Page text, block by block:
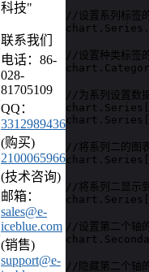
//设置系列标签
//设置种类标签
//为系列设置数
//将系列二的图
//将系列二显示
//设置第二个轴
//隐藏第二个轴
科技"
联系我们
电话：86-
028-
81705109
QQ：
3312989436
(购买)
2100065966
(技术咨询)
邮箱：
sales@e-
iceblue.com
(销售)
support@e-